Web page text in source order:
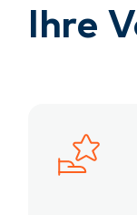
Ihre